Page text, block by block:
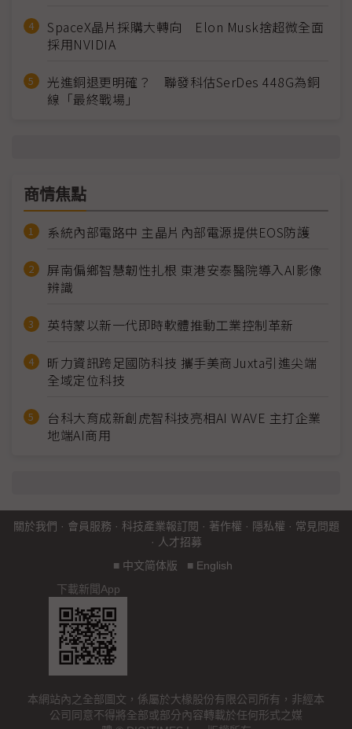
SpaceX晶片採購大轉向 Elon Musk捨超微全面
採用NVIDIA
光進銅退更明確？ 聯發科估SerDes 448G為銅
線「最終戰場」
商情焦點
系統內部電路中 主晶片內部電源提供EOS防護
屏南偏鄉智慧韌性扎根 東港安泰醫院導入AI影像
辨識
英特蒙以新一代即時軟體推動工業控制革新
昕力資訊跨足國防科技 攜手美商Juxta引進尖端
全域定位科技
台科大育成新創虎智科技亮相AI WAVE 主打企業
地端AI商用
關於我們 · 會員服務 · 科技產業報訂閱 · 著作權 · 隱私權 · 常見問題
· 人才招募
■ 中文简体版 ■ English
下載新聞App
本網站內之全部圖文，係屬於大椽股份有限公司所有，非經本
公司同意不得將全部或部分內容轉載於任何形式之媒